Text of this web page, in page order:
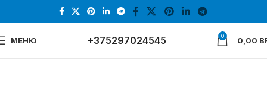
МЕНЮ +375297024545 0 0,00